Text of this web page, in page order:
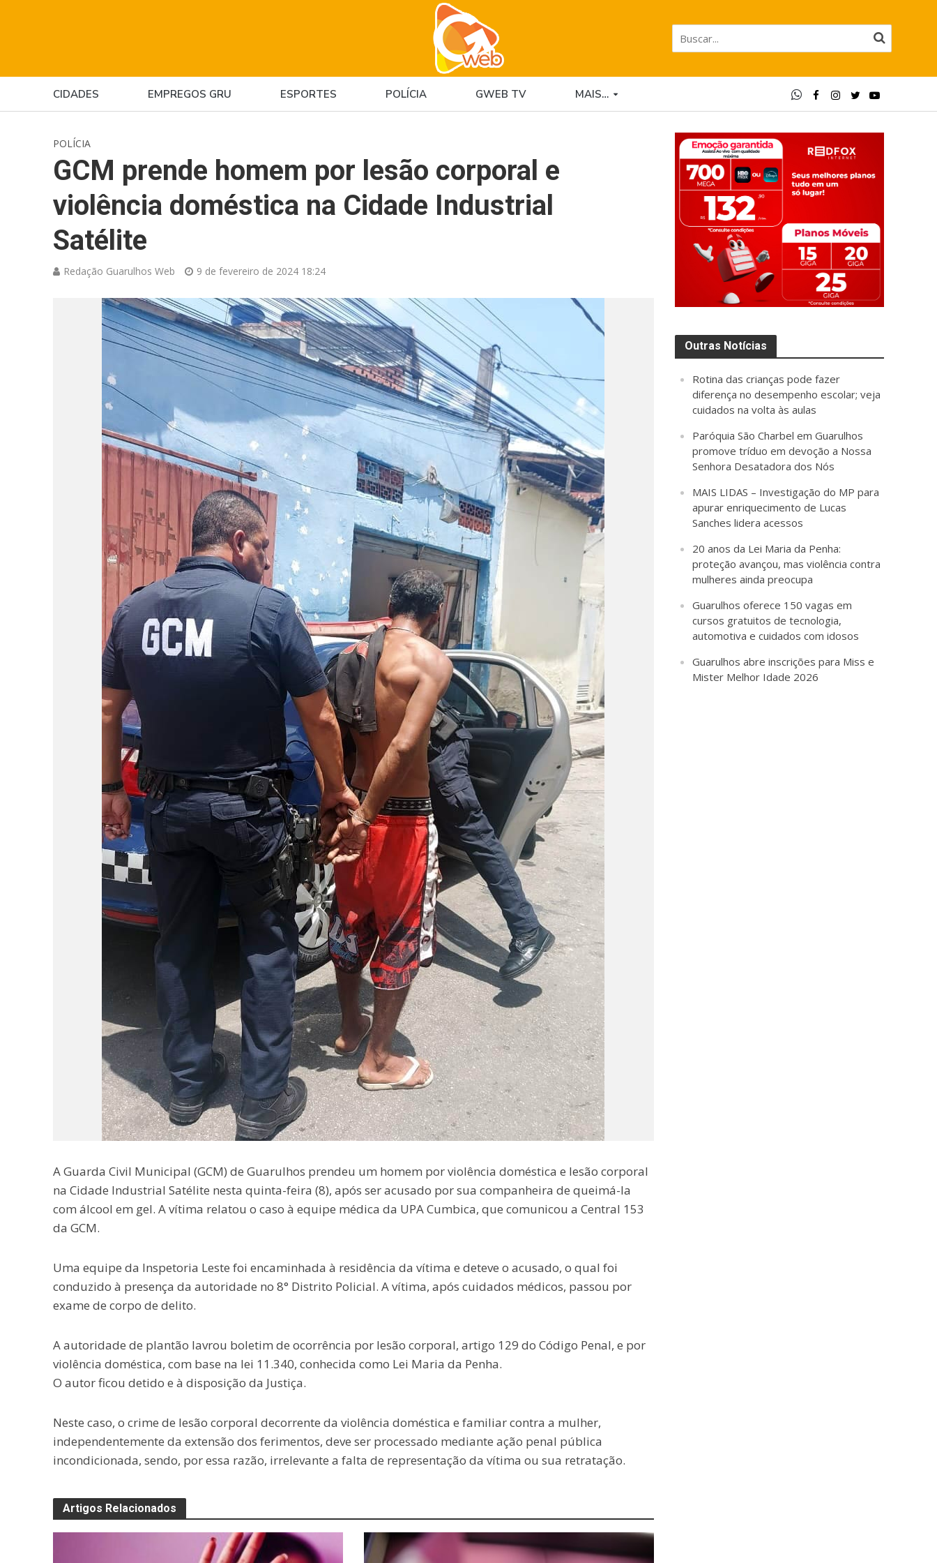
CIDADES EMPREGOS GRU ESPORTES POLÍCIA GWEB TV MAIS…
POLÍCIA
GCM prende homem por lesão corporal e
violência doméstica na Cidade Industrial
Satélite
Redação Guarulhos Web 9 de fevereiro de 2024 18:24
A Guarda Civil Municipal (GCM) de Guarulhos prendeu um homem por violência doméstica e lesão corporal
na Cidade Industrial Satélite nesta quinta-feira (8), após ser acusado por sua companheira de queimá-la
com álcool em gel. A vítima relatou o caso à equipe médica da UPA Cumbica, que comunicou a Central 153
da GCM.
Uma equipe da Inspetoria Leste foi encaminhada à residência da vítima e deteve o acusado, o qual foi
conduzido à presença da autoridade no 8° Distrito Policial. A vítima, após cuidados médicos, passou por
exame de corpo de delito.
A autoridade de plantão lavrou boletim de ocorrência por lesão corporal, artigo 129 do Código Penal, e por
violência doméstica, com base na lei 11.340, conhecida como Lei Maria da Penha.
O autor ficou detido e à disposição da Justiça.
Neste caso, o crime de lesão corporal decorrente da violência doméstica e familiar contra a mulher,
independentemente da extensão dos ferimentos, deve ser processado mediante ação penal pública
incondicionada, sendo, por essa razão, irrelevante a falta de representação da vítima ou sua retratação.
Artigos Relacionados
Outras Notícias
Rotina das crianças pode fazer
diferença no desempenho escolar; veja
cuidados na volta às aulas
Paróquia São Charbel em Guarulhos
promove tríduo em devoção a Nossa
Senhora Desatadora dos Nós
MAIS LIDAS – Investigação do MP para
apurar enriquecimento de Lucas
Sanches lidera acessos
20 anos da Lei Maria da Penha:
proteção avançou, mas violência contra
mulheres ainda preocupa
Guarulhos oferece 150 vagas em
cursos gratuitos de tecnologia,
automotiva e cuidados com idosos
Guarulhos abre inscrições para Miss e
Mister Melhor Idade 2026